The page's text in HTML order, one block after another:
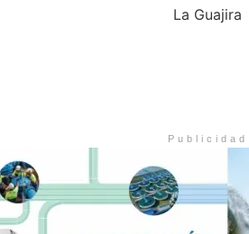
La Guajira
Publicidad